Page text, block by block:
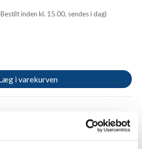
inden kl. 15.00, sendes i dag)
i varekurven
Pay, kreditkort eller Klarna